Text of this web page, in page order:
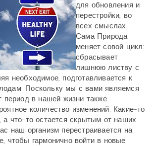
для обновления и
перестройки, во
всех смыслах.
Сама Природа
меняет совой цикл:
сбрасывает
лишнюю листву с
необходимое, подготавливается к
Поскольку мы с вами являемся
период в нашей жизни также
количество изменений. Какие-то
что-то остается скрытым от наших
наш организм перестраивается на
чтобы гармонично войти в новые